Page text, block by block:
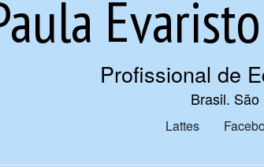
Profissional de
Brasil. São
Lattes